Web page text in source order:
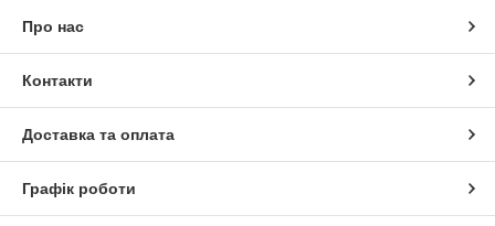
Про нас
Контакти
Доставка та оплата
Графік роботи